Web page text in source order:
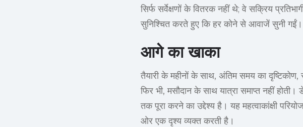
सिर्फ सर्वेक्षणों के वितरक नहीं थे; वे सक्रिय
सुनिश्चित करते हुए कि हर कोने से आवाजें सुनी गईं।
आगे का खाका
तैयारी के महीनों के साथ, अंतिम समय का
फिर भी, मसौदान के साथ यात्रा समाप्त नहीं
तक पूरा करने का उद्देश्य है। यह महत्वाकांक्षी
ओर एक दृश्य व्यक्त करती है।